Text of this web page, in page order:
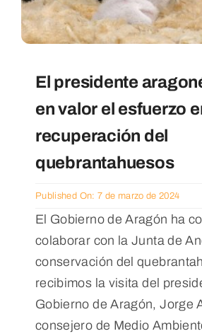
El presidente
en valor el esfuerzo
recuperación del
quebrantahuesos
Published On: 7 de marzo de 2024
El Gobierno de Aragón ha
colaborar con la Junta de
conservación del
recibimos la visita del
Gobierno de Aragón, Jorge
consejero de Medio